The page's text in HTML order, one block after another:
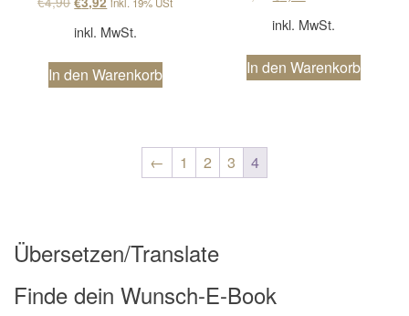
inkl. MwSt.
In den Warenkorb
inkl. MwSt.
In den Warenkorb
← 1 2 3 4
Übersetzen/Translate
Finde dein Wunsch-E-Book